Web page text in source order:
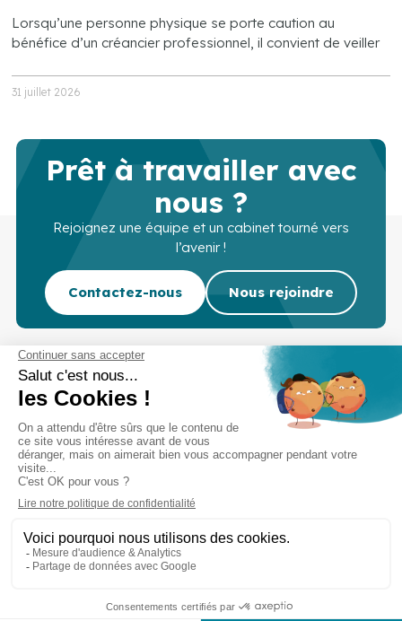
Lorsqu’une personne physique se porte caution au
bénéfice d’un créancier professionnel, il convient de veiller
31 juillet 2026
Prêt à travailler avec
nous ?
Rejoignez une équipe et un cabinet tourné vers
l’avenir !
Contactez-nous Nous rejoindre
Cabinet d’experts-comptables commissaires aux
Services Secteurs
Recrutement
Actu